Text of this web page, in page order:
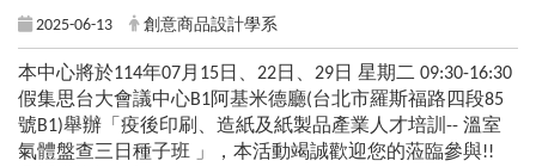
2025-06-13 創意商品設計學系
本中心將於114年07月15日、22日、29日 星期二 09:30-16:30
假集思台大會議中心B1阿基米德廳(台北市羅斯福路四段85
號B1)舉辦「疫後印刷、造紙及紙製品產業人才培訓-- 溫室
氣體盤查三日種子班 」，本活動竭誠歡迎您的蒞臨參與!!